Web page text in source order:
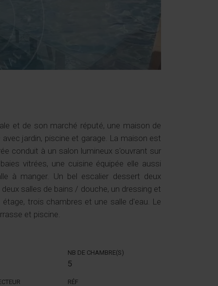
et de son marché réputé, une maison de
jardin, piscine et garage. La maison est
conduit à un salon lumineux s'ouvrant sur
vitrées, une cuisine équipée elle aussi
à manger. Un bel escalier dessert deux
salles de bains / douche, un dressing et
trois chambres et une salle d'eau. Le
et piscine.
NB DE CHAMBRE(S)
5
RÉF